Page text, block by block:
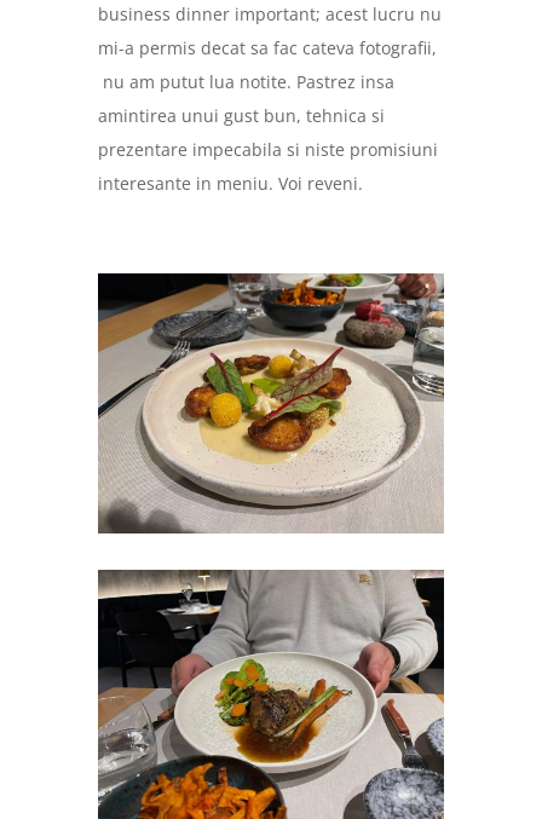
business dinner important; acest lucru nu
mi-a permis decat sa fac cateva fotografii,
nu am putut lua notite. Pastrez insa
amintirea unui gust bun, tehnica si
prezentare impecabila si niste promisiuni
interesante in meniu. Voi reveni.